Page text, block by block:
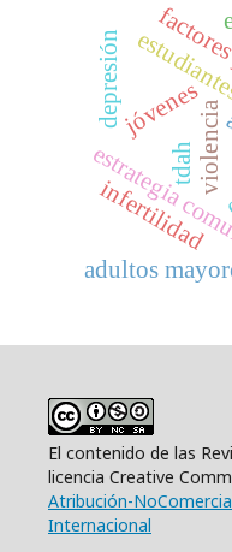
violencia
estrategia
jóvenes
tdah
depresión
adultos
infertilidad
El contenido de las
licencia Creative
Atribución-
Internacional